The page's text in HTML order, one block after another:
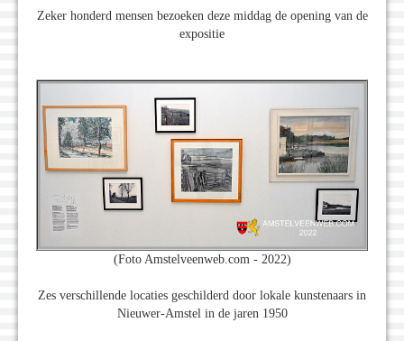
Zeker honderd mensen bezoeken deze middag de opening van de
expositie
(Foto Amstelveenweb.com - 2022)
Zes verschillende locaties geschilderd door lokale kunstenaars in
Nieuwer-Amstel in de jaren 1950